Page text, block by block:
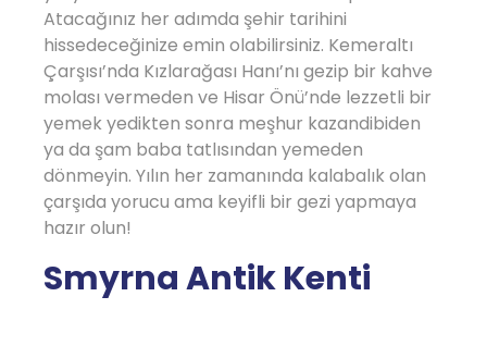
Atacağınız her adımda şehir tarihini
hissedeceğinize emin olabilirsiniz. Kemeraltı
Çarşısı’nda Kızlarağası Hanı’nı gezip bir kahve
molası vermeden ve Hisar Önü’nde lezzetli bir
yemek yedikten sonra meşhur kazandibiden
ya da şam baba tatlısından yemeden
dönmeyin. Yılın her zamanında kalabalık olan
çarşıda yorucu ama keyifli bir gezi yapmaya
hazır olun!
Smyrna Antik Kenti